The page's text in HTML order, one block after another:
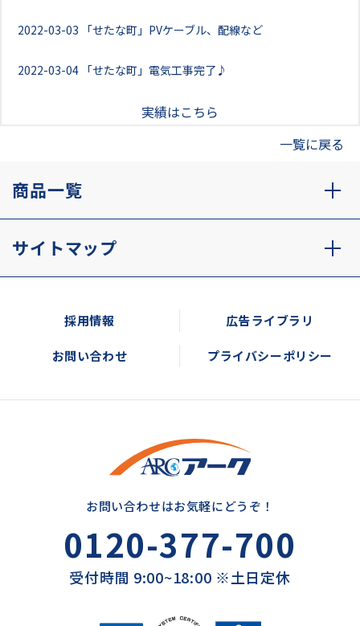
2022-03-03 「せたな町」PVケーブル、配線など
2022-03-04 「せたな町」電気工事完了♪
実績はこちら
一覧に戻る
商品一覧
サイトマップ
採用情報 広告ライブラリ
お問い合わせ プライバシーポリシー
お問い合わせはお気軽にどうぞ！
0120-377-700
受付時間 9:00~18:00 ※土日定休